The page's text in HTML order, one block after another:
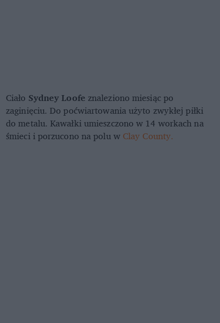
Ciało Sydney Loofe znaleziono miesiąc po
zaginięciu. Do poćwiartowania użyto zwykłej piłki
do metalu. Kawałki umieszczono w 14 workach na
śmieci i porzucono na polu w Clay County.